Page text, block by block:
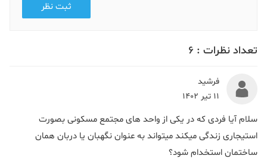
ثبت نظر
تعداد نظرات : 6
فرشید
11 تیر 1402
سلام آیا فردی که در یکی از واحد های مجتمع مسکونی بصورت
استیجاری زندگی میکند میتواند به عنوان نگهبان یا دربان همان
ساختمان استخدام شود؟